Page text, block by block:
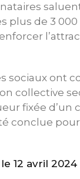
plus de 3
sociaux ont
collective
fixée d’un
conclue
12 avril 2024